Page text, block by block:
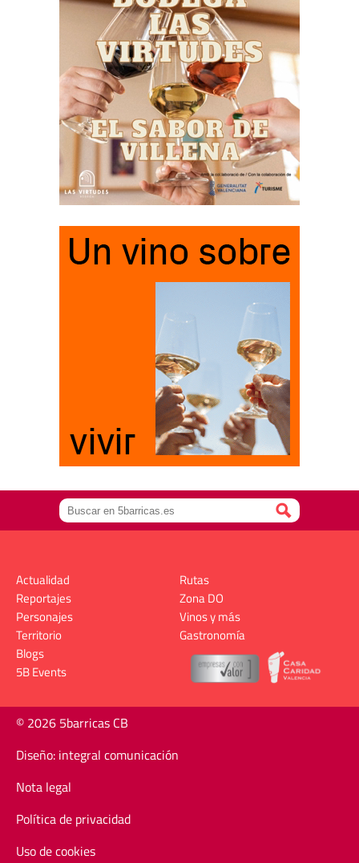
Actualidad
Reportajes
Personajes
Territorio
Rutas
Zona DO
Vinos y más
Gastronomía
Blogs
5B Events
© 2026 5barricas CB
Diseño: integral comunicación
Nota legal
Política de privacidad
Uso de cookies